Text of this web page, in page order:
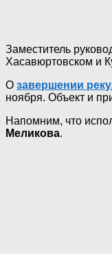
Заместитель
Хасавюртовском и
О завершении
ноября. Объект и
Напомним, что
Меликова.